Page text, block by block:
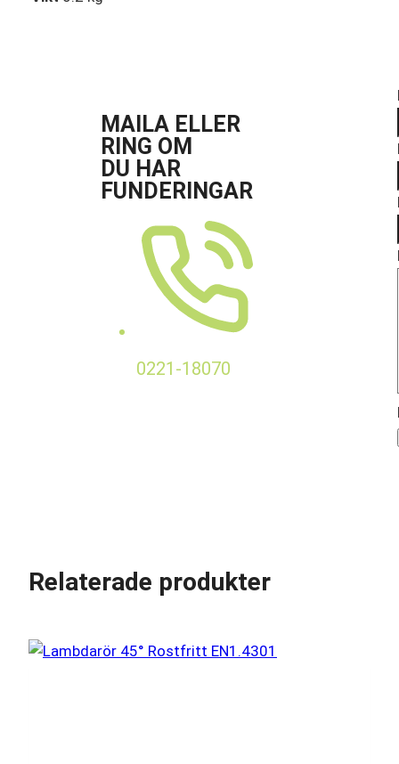
MAILA ELLER
RING OM
DU HAR
FUNDERINGAR
0221-18070
Relaterade produkter